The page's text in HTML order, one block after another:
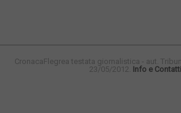
CronacaFlegrea testata giornalistica - aut.
23/05/2012. Info e Contatti